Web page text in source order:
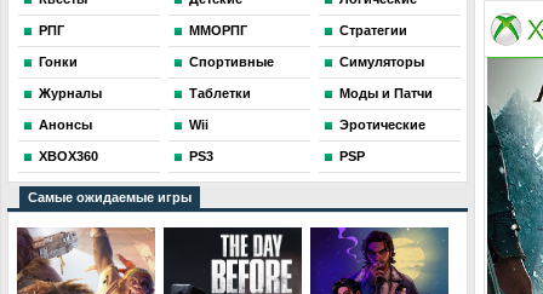
РПГ ММОРПГ Стратегии
Гонки Спортивные Симуляторы
Журналы Таблетки Моды и Патчи
Анонсы Wii Эротические
XBOX360 PS3 PSP
Самые ожидаемые игры